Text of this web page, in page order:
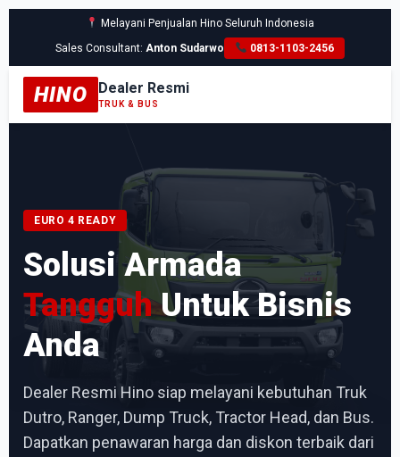
Melayani Penjualan Hino Seluruh Indonesia
Sales Consultant:Anton Sudarwo 0813-1103-2456
HINO Dealer Resmi
TRUK & BUS
EURO 4 READY
Solusi Armada
TangguhUntuk Bisnis
Anda
Dealer Resmi Hino siap melayani kebutuhan Truk
Dutro, Ranger, Dump Truck, Tractor Head, dan Bus.
Dapatkan penawaran harga dan diskon terbaik dari